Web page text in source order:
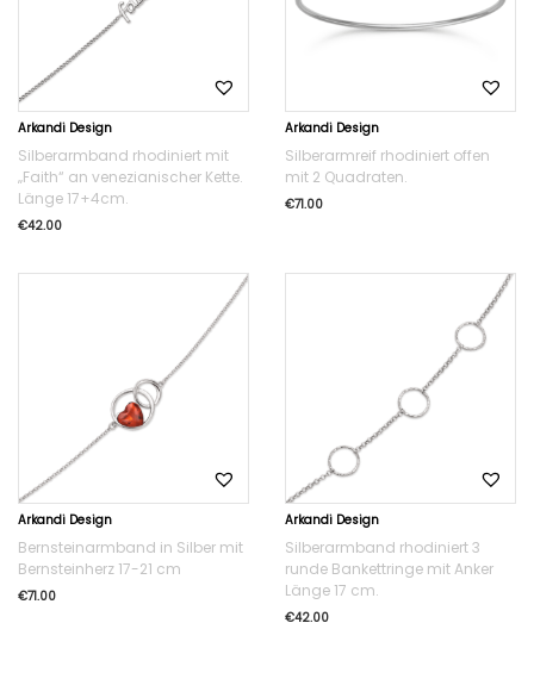
Arkandi Design
Silberarmband rhodiniert mit
„Faith“ an venezianischer Kette.
Länge 17+4cm.
€42.00
Arkandi Design
Silberarmreif rhodiniert offen
mit 2 Quadraten.
€71.00
Arkandi Design
Bernsteinarmband in Silber mit
Bernsteinherz 17-21 cm
€71.00
Arkandi Design
Silberarmband rhodiniert 3
runde Bankettringe mit Anker
Länge 17 cm.
€42.00